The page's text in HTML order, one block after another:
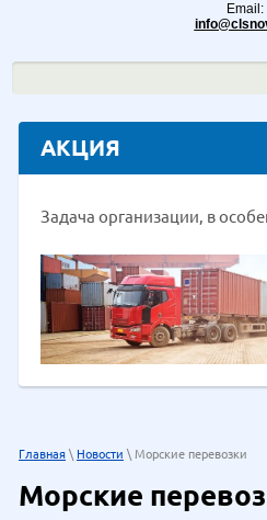
Email:
АКЦИЯ
Задача организации, в
Главная \ Новости \ Морские перевозки
Морские